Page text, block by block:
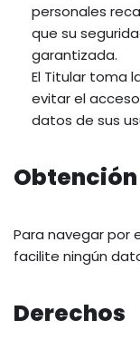
personales
que su
garantizada.
El Titular toma
evitar el
datos de sus
Para navegar por
facilite ningún
Derechos